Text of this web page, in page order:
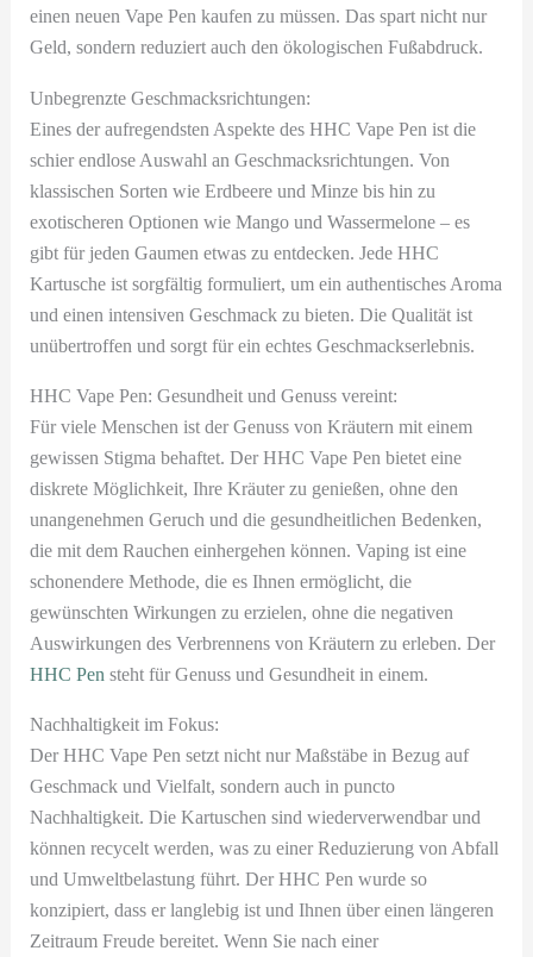
einen neuen Vape Pen kaufen zu müssen. Das spart nicht nur
Geld, sondern reduziert auch den ökologischen Fußabdruck.
Unbegrenzte Geschmacksrichtungen:
Eines der aufregendsten Aspekte des HHC Vape Pen ist die
schier endlose Auswahl an Geschmacksrichtungen. Von
klassischen Sorten wie Erdbeere und Minze bis hin zu
exotischeren Optionen wie Mango und Wassermelone – es
gibt für jeden Gaumen etwas zu entdecken. Jede HHC
Kartusche ist sorgfältig formuliert, um ein authentisches Aroma
und einen intensiven Geschmack zu bieten. Die Qualität ist
unübertroffen und sorgt für ein echtes Geschmackserlebnis.
HHC Vape Pen: Gesundheit und Genuss vereint:
Für viele Menschen ist der Genuss von Kräutern mit einem
gewissen Stigma behaftet. Der HHC Vape Pen bietet eine
diskrete Möglichkeit, Ihre Kräuter zu genießen, ohne den
unangenehmen Geruch und die gesundheitlichen Bedenken,
die mit dem Rauchen einhergehen können. Vaping ist eine
schonendere Methode, die es Ihnen ermöglicht, die
gewünschten Wirkungen zu erzielen, ohne die negativen
Auswirkungen des Verbrennens von Kräutern zu erleben. Der
HHC Pen steht für Genuss und Gesundheit in einem.
Nachhaltigkeit im Fokus:
Der HHC Vape Pen setzt nicht nur Maßstäbe in Bezug auf
Geschmack und Vielfalt, sondern auch in puncto
Nachhaltigkeit. Die Kartuschen sind wiederverwendbar und
können recycelt werden, was zu einer Reduzierung von Abfall
und Umweltbelastung führt. Der HHC Pen wurde so
konzipiert, dass er langlebig ist und Ihnen über einen längeren
Zeitraum Freude bereitet. Wenn Sie nach einer